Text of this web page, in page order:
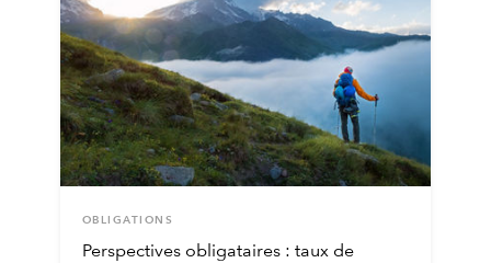
OBLIGATIONS
Perspectives obligataires : taux de